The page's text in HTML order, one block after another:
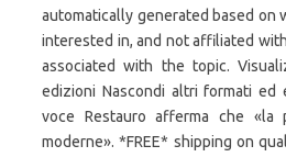
automatically generated based on
interested in, and not affiliated
associated with the topic.
edizioni Nascondi altri formati ed
voce Restauro afferma che «la
moderne». *FREE* shipping on